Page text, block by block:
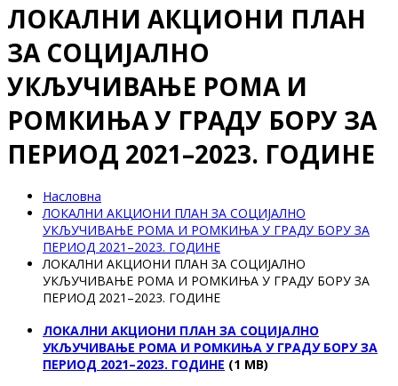
ЛОКАЛНИ АКЦИОНИ ПЛАН
ЗА СОЦИЈАЛНО
УКЉУЧИВАЊЕ РОМА И
РОМКИЊА У ГРАДУ БОРУ ЗА
ПЕРИОД 2021–2023. ГОДИНЕ
Насловна
ЛОКАЛНИ АКЦИОНИ ПЛАН ЗА СОЦИЈАЛНО
УКЉУЧИВАЊЕ РОМА И РОМКИЊА У ГРАДУ БОРУ ЗА
ПЕРИОД 2021–2023. ГОДИНЕ
ЛОКАЛНИ АКЦИОНИ ПЛАН ЗА СОЦИЈАЛНО
УКЉУЧИВАЊЕ РОМА И РОМКИЊА У ГРАДУ БОРУ ЗА
ПЕРИОД 2021–2023. ГОДИНЕ
ЛОКАЛНИ АКЦИОНИ ПЛАН ЗА СОЦИЈАЛНО
УКЉУЧИВАЊЕ РОМА И РОМКИЊА У ГРАДУ БОРУ ЗА
ПЕРИОД 2021–2023. ГОДИНЕ (1 MB)